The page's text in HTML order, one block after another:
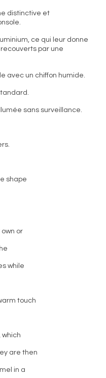
distinctive et
ce qui leur donne
par une
avec un chiffon humide.
sans surveillance.
shape
or
while
touch
are then
in a